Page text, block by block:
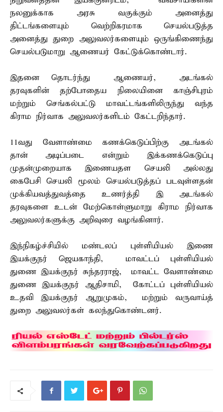
நலனுக்காக அரசு வகுக்கும் அனைத்து
திட்டங்களையும் வெற்றிகரமாக செயல்படுத்த
அனைத்து துறை அலுவலர்களையும் ஒருங்கிணைந்து
செயல்படுமாறு ஆணையர் கேட்டுக்கொண்டார்.
இதனை தொடர்ந்து ஆணையர், அடங்கல்
தரவுகளின் தற்போதைய நிலையினை காஞ்சிபுரம்
மற்றும் செங்கல்பட்டு மாவட்டங்களிலிருந்து வந்த
கிராம நிர்வாக அலுவலர்களிடம் கேட்டறிந்தார்.
11வது வேளாண்மை கணக்கெடுப்பிற்கு அடங்கல்
தான் அடிப்படை என்றும் இக்கணக்கெடுப்பு
முதன்முறையாக இணையதள செயலி அல்லது
கைபேசி செயலி மூலம் செயல்படுத்தப் படவுள்ளதன்
முக்கியவத்துவத்தை உணர்த்தி இ அடங்கல்
தரவுகளை உடன் மேற்கொள்ளுமாறு கிராம நிர்வாக
அலுவலர்களுக்கு அறிவுரை வழங்கினார்.
இந்நிகழ்ச்சியில் மண்டலப் புள்ளியியல் இணை
இயக்குநர் ஜெயகாந்தி, மாவட்டப் புள்ளியியல்
துணை இயக்குநர் சுந்தரராஜ், மாவட்ட வேளாண்மை
துணை இயக்குநர் ஆதிசாமி, கோட்டப் புள்ளியியல்
உதவி இயக்குநர் ஆறுமுகம், மற்றும் வருவாய்த்
துறை அலுவலர்கள் கலந்துகொண்டனர்.